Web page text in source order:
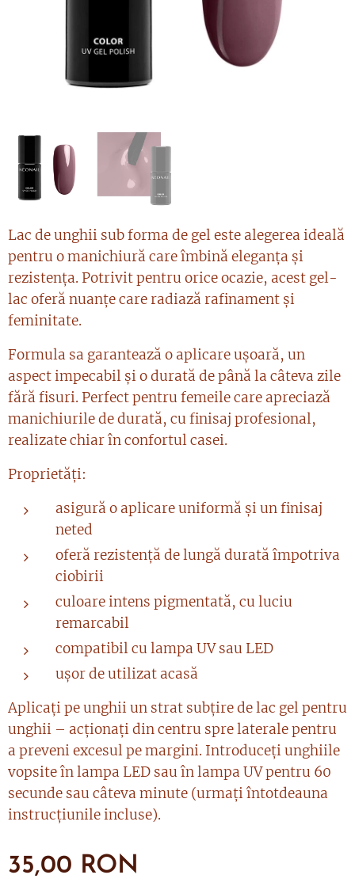
Lac de unghii sub forma de gel este alegerea ideală
pentru o manichiură care îmbină eleganța și
rezistența. Potrivit pentru orice ocazie, acest gel-
lac oferă nuanțe care radiază rafinament și
feminitate.
Formula sa garantează o aplicare ușoară, un
aspect impecabil și o durată de până la câteva zile
fără fisuri. Perfect pentru femeile care apreciază
manichiurile de durată, cu finisaj profesional,
realizate chiar în confortul casei.
Proprietăți:
asigură o aplicare uniformă și un finisaj
neted
oferă rezistență de lungă durată împotriva
ciobirii
culoare intens pigmentată, cu luciu
remarcabil
compatibil cu lampa UV sau LED
ușor de utilizat acasă
Aplicați pe unghii un strat subțire de lac gel pentru
unghii – acționați din centru spre laterale pentru
a preveni excesul pe margini. Introduceți unghiile
vopsite în lampa LED sau în lampa UV pentru 60
secunde sau câteva minute (urmați întotdeauna
instrucțiunile incluse).
35,00 RON